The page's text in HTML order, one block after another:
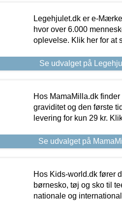
Legehjulet.dk er e-
hvor over 6.000
oplevelse. Klik her for at
Se udvalget på
Hos MamaMilla.dk
graviditet og den første
levering for kun 29 kr.
Se udvalget på
Hos Kids-world.dk fører
børnesko, tøj og sko til
nationale og